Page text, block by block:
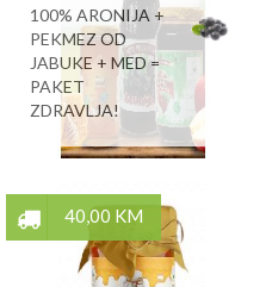
100% ARONIJA +
PEKMEZ OD
JABUKE + MED =
PAKET
ZDRAVLJA!
40,00 KM